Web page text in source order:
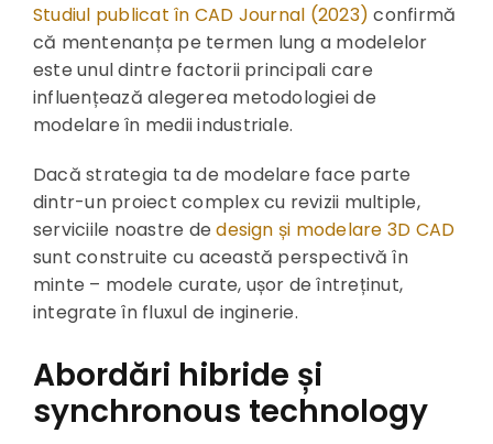
Studiul publicat în CAD Journal (2023) confirmă
că mentenanța pe termen lung a modelelor
este unul dintre factorii principali care
influențează alegerea metodologiei de
modelare în medii industriale.
Dacă strategia ta de modelare face parte
dintr-un proiect complex cu revizii multiple,
serviciile noastre dedesign și modelare 3D CAD
sunt construite cu această perspectivă în
minte – modele curate, ușor de întreținut,
integrate în fluxul de inginerie.
Abordări hibride și
synchronous technology